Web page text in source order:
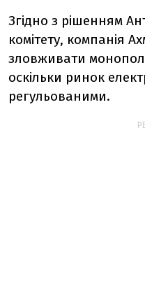
Згідно з рішенням
комітету, компанія
зловживати
оскільки ринок
регульованими.